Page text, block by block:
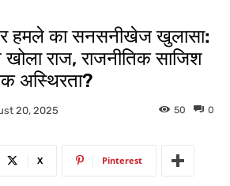
हमले का सनसनीखेज खुलासा:
खोला राज, राजनीतिक साजिश
अस्थिरता?
20, 2025 0
50
X Pinterest